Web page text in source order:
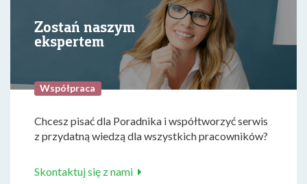
Zostań naszym
ekspertem
Współpraca
Chcesz pisać dla Poradnika i współtworzyć serwis
z przydatną wiedzą dla wszystkich pracowników?
Skontaktuj się z nami